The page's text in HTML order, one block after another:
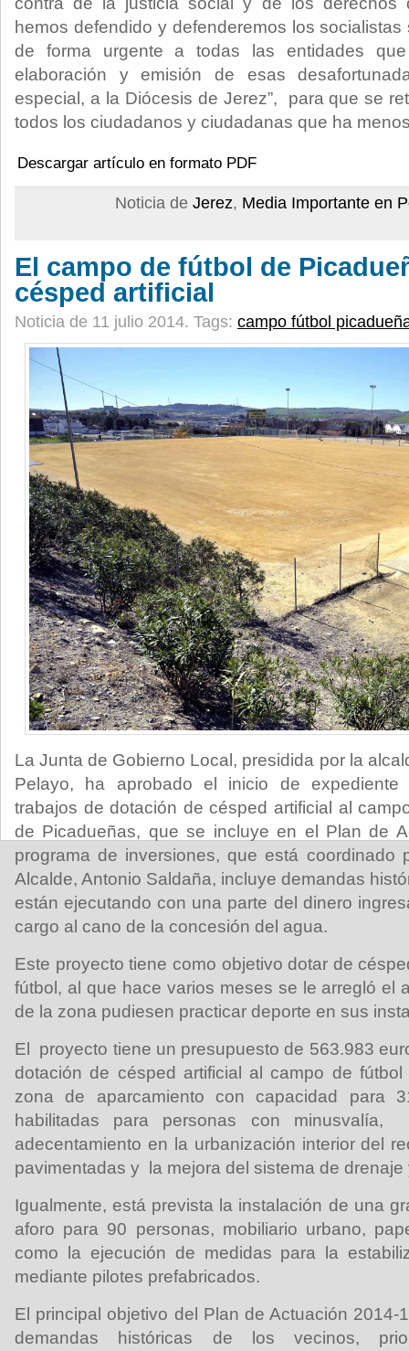
hemos defendido y defenderemos los socialistas
de forma urgente a todas las entidades
elaboración y emisión de esas
especial, a la Diócesis de Jerez”, para que se
todos los ciudadanos y ciudadanas que ha
Descargar artículo en formato PDF
Noticia de Jerez, Media Importante en
El campo de fútbol de
césped artificial
Noticia de 11 julio 2014. Tags: campo fútbol
La Junta de Gobierno Local, presidida por la
Pelayo, ha aprobado el inicio de
trabajos de dotación de césped artificial al
de Picadueñas, que se incluye en el Plan de
programa de inversiones, que está coordinado
Alcalde, Antonio Saldaña, incluye demandas
están ejecutando con una parte del dinero
cargo al cano de la concesión del agua.
Este proyecto tiene como objetivo dotar de
fútbol, al que hace varios meses se le arregló el
de la zona pudiesen practicar deporte en sus
El proyecto tiene un presupuesto de 563.983
dotación de césped artificial al campo de
zona de aparcamiento con capacidad para
habilitadas para personas con
adecentamiento en la urbanización interior del
pavimentadas y la mejora del sistema de drenaje
Igualmente, está prevista la instalación de una
aforo para 90 personas, mobiliario urbano,
como la ejecución de medidas para la
mediante pilotes prefabricados.
El principal objetivo del Plan de Actuación
demandas históricas de los vecinos,